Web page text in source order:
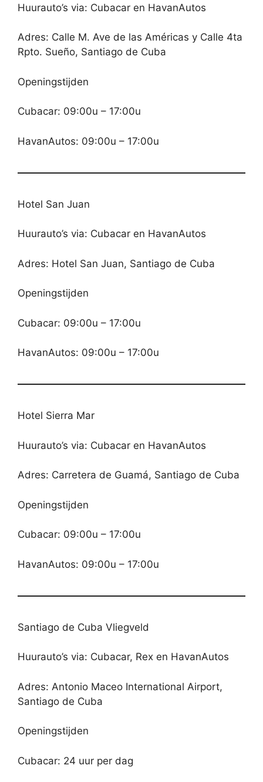
Huurauto’s via: Cubacar en HavanAutos
Adres: Calle M. Ave de las Américas y Calle 4ta
Rpto. Sueño, Santiago de Cuba
Openingstijden
Cubacar: 09:00u – 17:00u
HavanAutos: 09:00u – 17:00u
Hotel San Juan
Huurauto’s via: Cubacar en HavanAutos
Adres: Hotel San Juan, Santiago de Cuba
Openingstijden
Cubacar: 09:00u – 17:00u
HavanAutos: 09:00u – 17:00u
Hotel Sierra Mar
Huurauto’s via: Cubacar en HavanAutos
Adres: Carretera de Guamá, Santiago de Cuba
Openingstijden
Cubacar: 09:00u – 17:00u
HavanAutos: 09:00u – 17:00u
Santiago de Cuba Vliegveld
Huurauto’s via: Cubacar, Rex en HavanAutos
Adres: Antonio Maceo International Airport,
Santiago de Cuba
Openingstijden
Cubacar: 24 uur per dag